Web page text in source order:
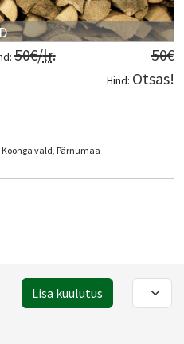
Hind:
50€
Otsas!
50€/lr.
Koonga vald, Pärnumaa
Lisa kuulutus